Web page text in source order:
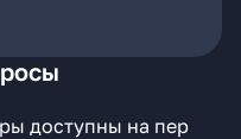
доступны на пер